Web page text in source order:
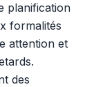
planification
formalités
attention et
des